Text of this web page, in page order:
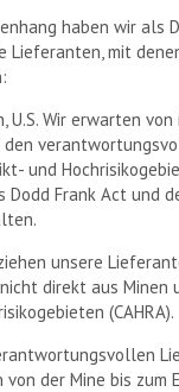
haben wir als
Lieferanten, mit
U.S. Wir erwarten von
und
Frank Act und
unsere
direkt aus Minen
(CAHRA).
der Mine bis zum